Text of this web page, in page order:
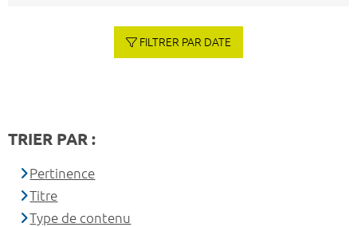
FILTRER PAR DATE
TRIER PAR :
Pertinence
Titre
Type de contenu